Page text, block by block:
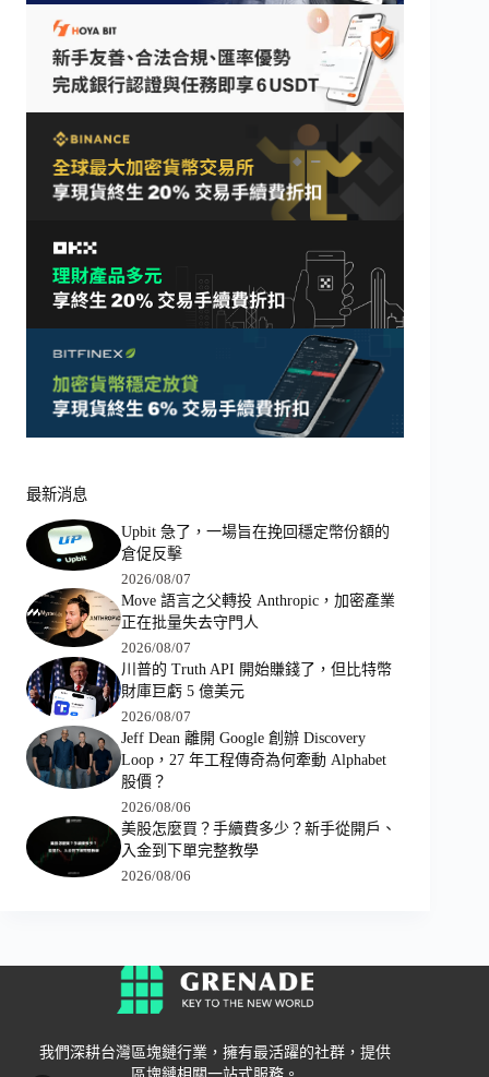
最新消息
Upbit 急了，一場旨在挽回穩定幣份額的
倉促反擊
2026/08/07
Move 語言之父轉投 Anthropic，加密產業
正在批量失去守門人
2026/08/07
川普的 Truth API 開始賺錢了，但比特幣
財庫巨虧 5 億美元
2026/08/07
Jeff Dean 離開 Google 創辦 Discovery
Loop，27 年工程傳奇為何牽動 Alphabet
股價？
2026/08/06
美股怎麼買？手續費多少？新手從開戶、
入金到下單完整教學
2026/08/06
我們深耕台灣區塊鏈行業，擁有最活躍的社群，提供